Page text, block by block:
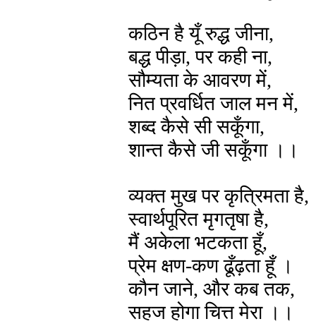
कठिन है यूँ रुद्ध जीना,
बद्ध पीड़ा, पर कही ना,
सौम्यता के आवरण में,
नित प्रवर्धित जाल मन में,
शब्द कैसे सी सकूँगा,
शान्त कैसे जी सकूँगा ।।
व्यक्त मुख पर कृत्रिमता है,
स्वार्थपूरित मृगतृषा है,
मैं अकेला भटकता हूँ,
प्रेम क्षण-कण ढूँढ़ता हूँ ।
कौन जाने, और कब तक,
सहज होगा चित्त मेरा ।।